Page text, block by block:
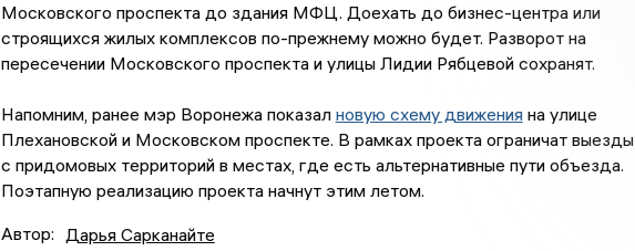
Московского проспекта до здания МФЦ. Доехать до бизнес-центра или
строящихся жилых комплексов по-прежнему можно будет. Разворот на
пересечении Московского проспекта и улицы Лидии Рябцевой сохранят.
Напомним, ранее мэр Воронежа показал новую схему движенияна улице
Плехановской и Московском проспекте. В рамках проекта ограничат выезды
с придомовых территорий в местах, где есть альтернативные пути объезда.
Поэтапную реализацию проекта начнут этим летом.
Автор: Дарья Сарканайте